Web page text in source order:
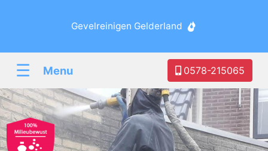
Gevelreinigen Gelderland
☰ Menu 0578-215065